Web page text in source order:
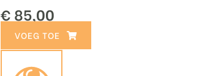
€ 85,00